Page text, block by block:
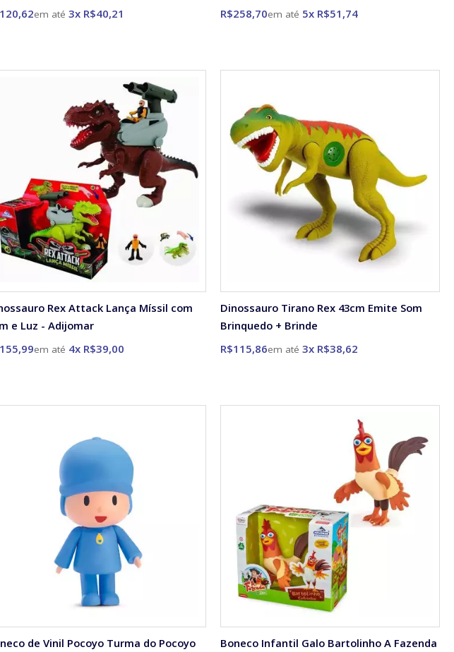
3x R$40,21
R$258,70
5x R$51,74
Rex Attack Lança Míssil com
e Luz - Adijomar
4x R$39,00
Dinossauro Tirano Rex 43cm Emite Som
Brinquedo + Brinde
R$115,86
3x R$38,62
de Vinil Pocoyo Turma do Pocoyo
Boneco Infantil Galo Bartolinho A Fazenda